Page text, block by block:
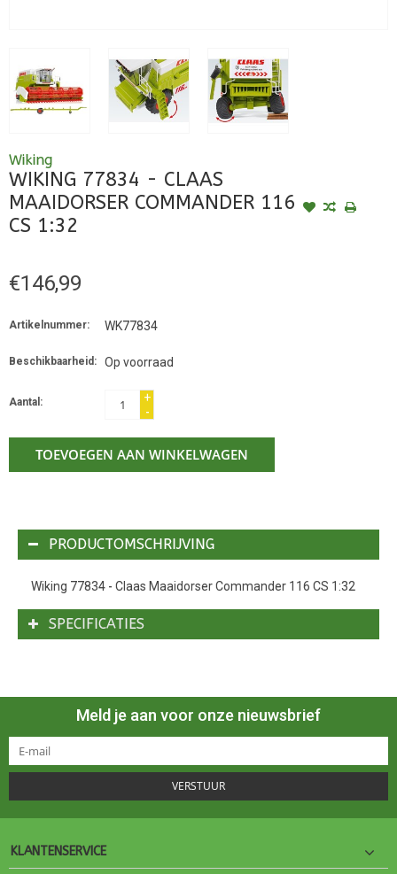
Wiking
WIKING 77834 - CLAAS
MAAIDORSER COMMANDER 116
CS 1:32
€146,99
Artikelnummer: WK77834
Beschikbaarheid: Op voorraad
Aantal:
+
-
TOEVOEGEN AAN WINKELWAGEN
PRODUCTOMSCHRIJVING
Wiking 77834 - Claas Maaidorser Commander 116 CS 1:32
SPECIFICATIES
Meld je aan voor onze nieuwsbrief
VERSTUUR
KLANTENSERVICE